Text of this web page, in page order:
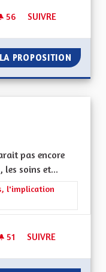
56 56 ABONNÉS
SUIVRE
PROPOSITION
pas encore
les soins et...
Les solidarités, les soins
l'implication
51 51 ABONNÉS
SUIVRE